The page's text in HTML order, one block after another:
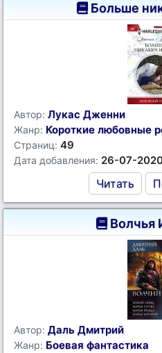
Больше
Автор: Лукас Дженни
Жанр: Короткие любовные
Страниц: 49
Дата добавления: 26-07-
Читать
Волчья
Автор: Даль Дмитрий
Жанр: Боевая фантастика